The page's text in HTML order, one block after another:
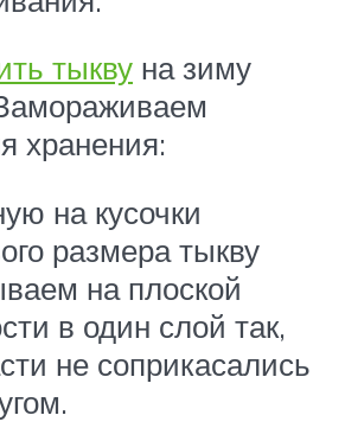
тыкву на зиму
хранения:
на кусочки
размера тыкву
на плоской
в один слой так,
не соприкасались